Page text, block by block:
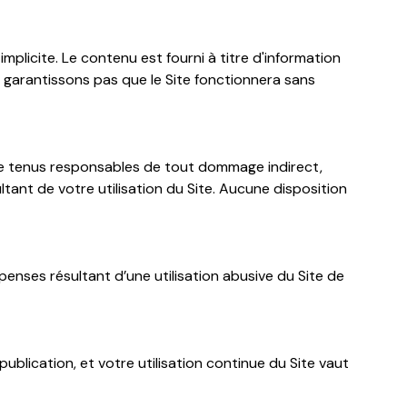
Le contenu est fourni à titre d'information
pas que le Site fonctionnera sans
tenus responsables de tout dommage indirect,
de votre utilisation du Site. Aucune disposition
résultant d’une utilisation abusive du Site de
et votre utilisation continue du Site vaut